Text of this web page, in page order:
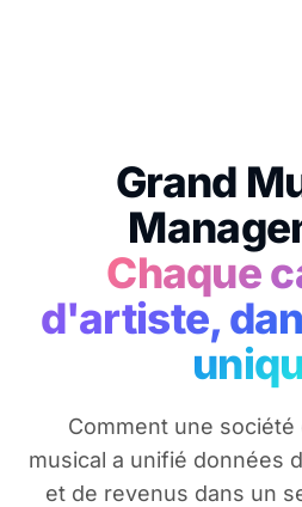
Grand
Chaque
d'artiste,
Comment une
musical a unifié données
et de revenus dans un